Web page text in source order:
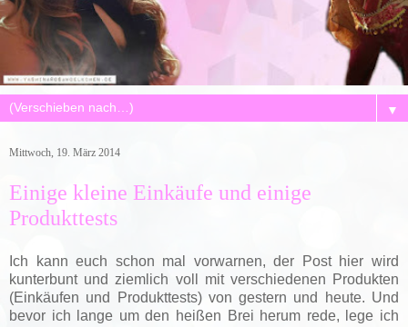
▼
Mittwoch, 19. März 2014
Einige kleine Einkäufe und einige
Produkttests
Ich kann euch schon mal vorwarnen, der Post hier wird
kunterbunt und ziemlich voll mit verschiedenen Produkten
(Einkäufen und Produkttests) von gestern und heute. Und
bevor ich lange um den heißen Brei herum rede, lege ich